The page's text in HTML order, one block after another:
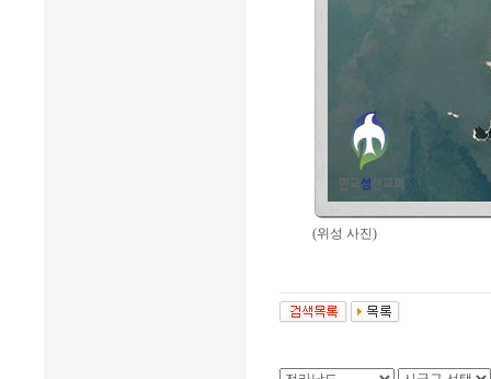
(위성 사진)